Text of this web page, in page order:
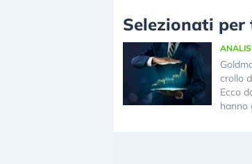
Selezionati per
crollo
Ecco
hanno